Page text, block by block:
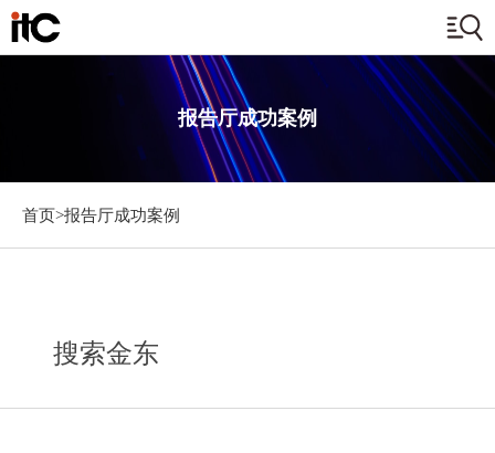
报告厅成功案例
首页>报告厅成功案例
搜索金东